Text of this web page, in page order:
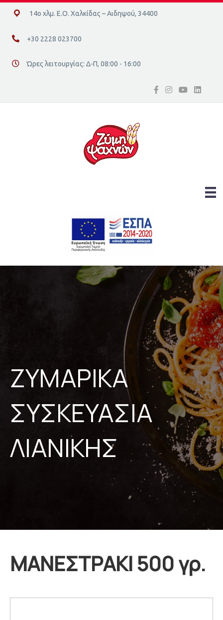
14ο χλμ. Ε.Ο. Χαλκίδας – Αιδηψού, 34400
14ο χλμ. Ε.Ο. Χαλκίδας – Αιδηψού, 34400
+30 2228 023700
+30 2228 023700
Διεύθυνση οδός 16, Ελλάδα
Ώρες λειτουργίας: Δ-Π, 08:00 - 16:00
ΖΥΜΑΡΙΚΑ
ΣΥΣΚΕΥΑΣΙΑ
ΛΙΑΝΙΚΗΣ
ΜΑΝΕΣΤΡΑΚΙ 500 γρ.